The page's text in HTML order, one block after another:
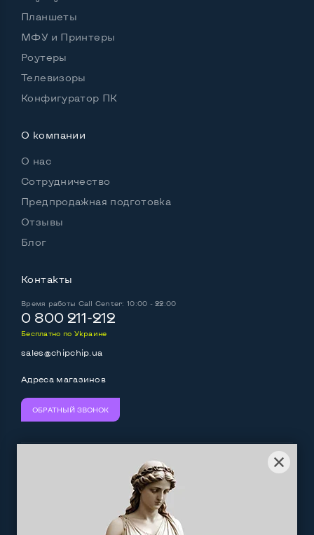
Планшеты
МФУ и Принтеры
Роутеры
Телевизоры
Конфигуратор ПК
О компании
О нас
Сотрудничество
Предпродажная подготовка
Отзывы
Блог
Контакты
Время работы Call Center: 10:00 - 22:00
0 800 211-212
Бесплатно по Украине
sales@chipchip.ua
Адреса магазинов
ОБРАТНЫЙ ЗВОНОК
Следите за нами:
Work.ua— самий кльовий
наш партнер